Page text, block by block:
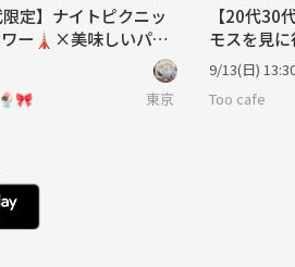
限定】ナイトピクニッ
ー🗼×美味しいパン
話しましょ🍞🥐
東京
【20代30
モスを見
9/13(日)
Too cafe